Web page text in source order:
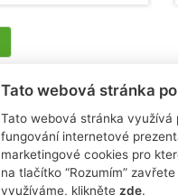
e-mail:
Tato webová stránka
Tato webová stránka využívá
fungování internetové
marketingové cookies pro
na tlačítko “Rozumím”
využíváme, klikněte zde.